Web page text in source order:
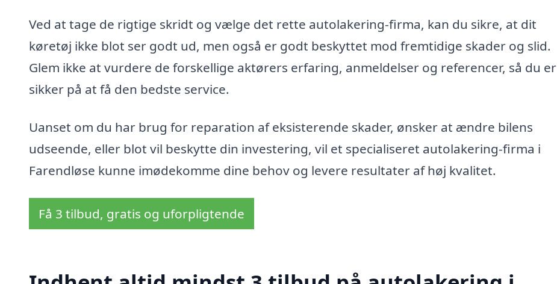
Ved at tage de rigtige skridt og vælge det rette autolakering-firma, kan du sikre, at dit
køretøj ikke blot ser godt ud, men også er godt beskyttet mod fremtidige skader og slid.
Glem ikke at vurdere de forskellige aktørers erfaring, anmeldelser og referencer, så du er
sikker på at få den bedste service.
Uanset om du har brug for reparation af eksisterende skader, ønsker at ændre bilens
udseende, eller blot vil beskytte din investering, vil et specialiseret autolakering-firma i
Farendløse kunne imødekomme dine behov og levere resultater af høj kvalitet.
Få 3 tilbud, gratis og uforpligtende